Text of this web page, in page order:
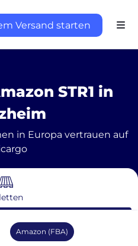
Versand starten
STR1 in
in Europa vertrauen auf
Amazon (FBA)